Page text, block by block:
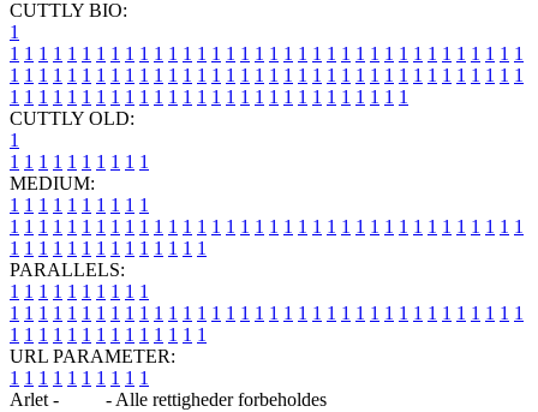
CUTTLY BIO:
1
1 1 1 1 1 1 1 1 1 1 1 1 1 1 1 1 1 1 1 1 1 1 1 1 1 1 1 1 1 1 1 1 1 1 1 1
1 1 1 1 1 1 1 1 1 1 1 1 1 1 1 1 1 1 1 1 1 1 1 1 1 1 1 1 1 1 1 1 1 1 1 1
1 1 1 1 1 1 1 1 1 1 1 1 1 1 1 1 1 1 1 1 1 1 1 1 1 1 1 1
CUTTLY OLD:
1
1 1 1 1 1 1 1 1 1 1
MEDIUM:
1 1 1 1 1 1 1 1 1 1
1 1 1 1 1 1 1 1 1 1 1 1 1 1 1 1 1 1 1 1 1 1 1 1 1 1 1 1 1 1 1 1 1 1 1 1
1 1 1 1 1 1 1 1 1 1 1 1 1 1
PARALLELS:
1 1 1 1 1 1 1 1 1 1
1 1 1 1 1 1 1 1 1 1 1 1 1 1 1 1 1 1 1 1 1 1 1 1 1 1 1 1 1 1 1 1 1 1 1 1
1 1 1 1 1 1 1 1 1 1 1 1 1 1
URL PARAMETER:
1 1 1 1 1 1 1 1 1 1
Arlet -
- Alle rettigheder forbeholdes